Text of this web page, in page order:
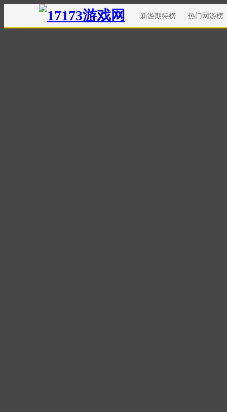
新游期待榜 热门网游榜